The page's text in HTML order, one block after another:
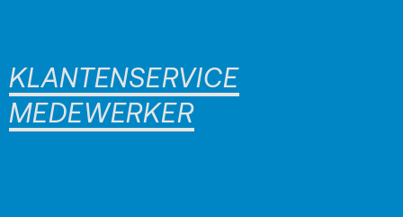
KLANTENSERVICE
MEDEWERKER